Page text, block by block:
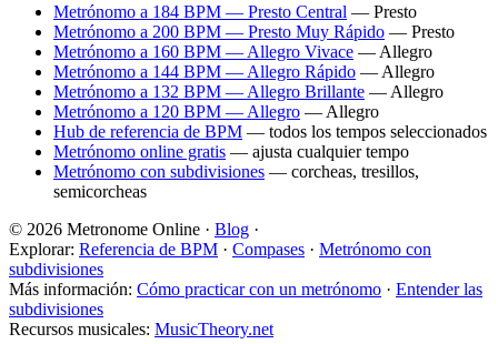
Metrónomo a 184 BPM — Presto Central — Presto
Metrónomo a 200 BPM — Presto Muy Rápido — Presto
Metrónomo a 160 BPM — Allegro Vivace — Allegro
Metrónomo a 144 BPM — Allegro Rápido — Allegro
Metrónomo a 132 BPM — Allegro Brillante — Allegro
Metrónomo a 120 BPM — Allegro — Allegro
Hub de referencia de BPM — todos los tempos seleccionados
Metrónomo online gratis — ajusta cualquier tempo
Metrónomo con subdivisiones — corcheas, tresillos,
semicorcheas
© 2026 Metronome Online · Blog ·
Explorar: Referencia de BPM · Compases · Metrónomo con
subdivisiones
Más información: Cómo practicar con un metrónomo · Entender las
subdivisiones
Recursos musicales: MusicTheory.net